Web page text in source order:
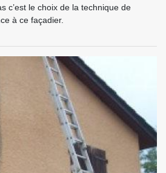
c’est le choix de la technique de
à ce façadier.